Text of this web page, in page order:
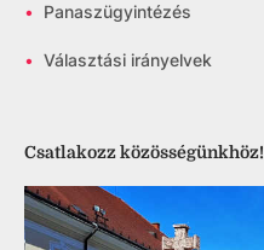
• Panaszügyintézés
• Választási irányelvek
Csatlakozz közösségünkhöz!